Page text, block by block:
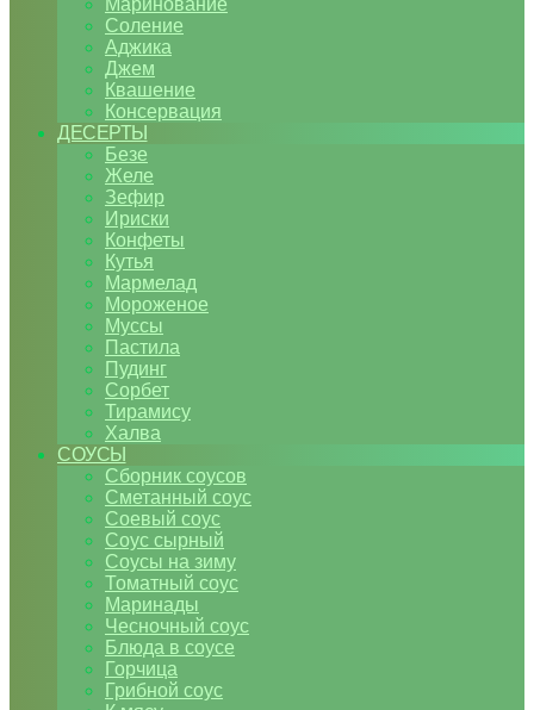
Маринование
Соление
Аджика
Джем
Квашение
Консервация
ДЕСЕРТЫ
Безе
Желе
Зефир
Ириски
Конфеты
Кутья
Мармелад
Мороженое
Муссы
Пастила
Пудинг
Сорбет
Тирамису
Халва
СОУСЫ
Сборник соусов
Сметанный соус
Соевый соус
Соус сырный
Соусы на зиму
Томатный соус
Маринады
Чесночный соус
Блюда в соусе
Горчица
Грибной соус